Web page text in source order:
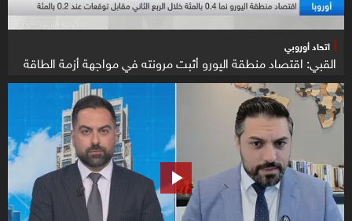
اتحاد أوروبي
القبي: اقتصاد منطقة اليورو أثبت مرونته في مواجهة أزمة الطاقة